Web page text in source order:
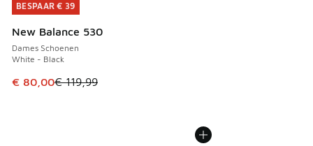
BESPAAR € 39
New Balance 530
Dames Schoenen
White - Black
Dit artikel is in de uitverkoop. Dit artikel is in de
€ 80,00€ 119,99
BESPAAR € 39